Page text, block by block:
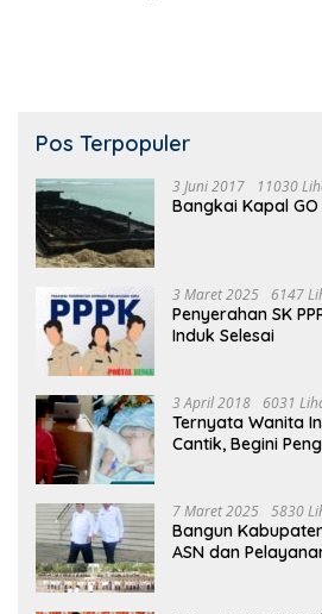
Pos Terpopuler
3 Juni 2017 11030
Bangkai Kapal GO
3 Maret 2025 6147
Penyerahan SK
Induk Selesai
3 April 2018 6031
Ternyata Wanita
Cantik, Begini
7 Maret 2025 5830
Bangun
ASN dan